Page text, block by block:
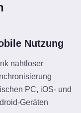
Nutzung
nahtloser
PC, iOS- und
Geräten